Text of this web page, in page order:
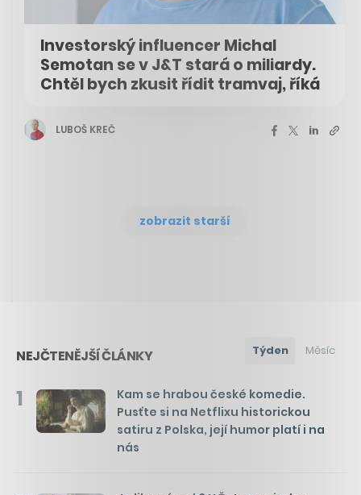
Investorský influencer Michal
Semotan se v J&T stará o miliardy.
Chtěl bych zkusit řídit tramvaj, říká
LUBOŠ KREČ
zobrazit starší
NEJČTENĚJŠÍ ČLÁNKY Týden Měsíc
1
Kam se hrabou české komedie.
Pusťte si na Netflixu historickou
satiru z Polska, její humor platí i na
nás